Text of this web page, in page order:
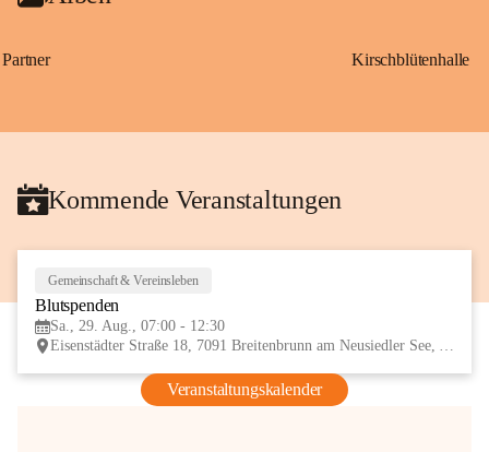
Partner Kirschblütenhalle
Kommende Veranstaltungen
Gemeinschaft & Vereinsleben
Blutspenden
Sa., 29. Aug., 07:00 - 12:30
Eisenstädter Straße 18, 7091 Breitenbrunn am Neusiedler See, AUT
Veranstaltungskalender